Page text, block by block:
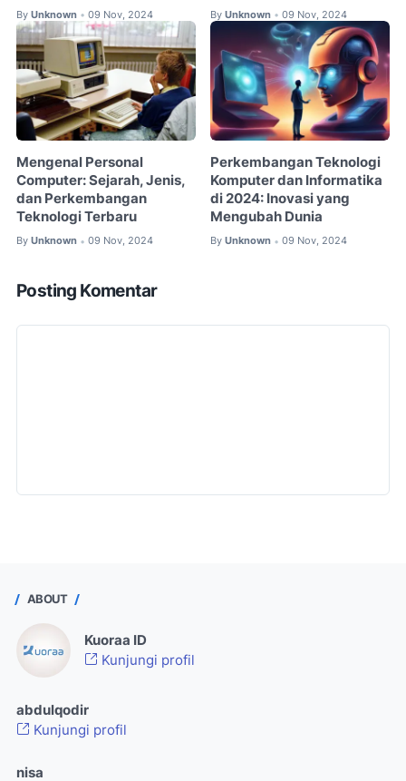
By Unknown • 09 Nov, 2024 By Unknown • 09 Nov, 2024
Mengenal Personal
Computer: Sejarah, Jenis,
dan Perkembangan
Teknologi Terbaru
By Unknown • 09 Nov, 2024
Perkembangan Teknologi
Komputer dan Informatika
di 2024: Inovasi yang
Mengubah Dunia
By Unknown • 09 Nov, 2024
Posting Komentar
ABOUT
Kuoraa ID
Kunjungi profil
abdulqodir
Kunjungi profil
nisa